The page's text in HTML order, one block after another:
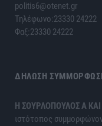
politis6@otenet.gr
Τηλέφωνο:23330 24222
Φαξ:23330 24222
ΔΉΛΩΣΗ
H ΣΟΥΡΛΟΠΟΥΛΟΣ Α ΚΑΙ
ιστότοπος